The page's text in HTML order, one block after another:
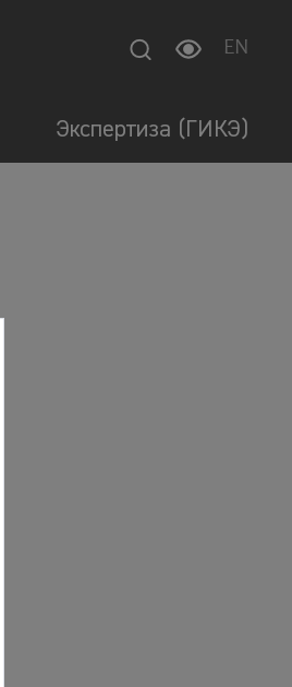
EN
Экспертиза (ГИКЭ)